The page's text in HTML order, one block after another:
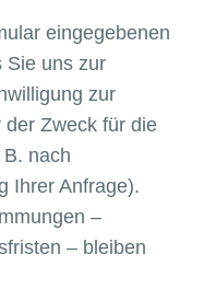
eingegebenen
Sie uns zur
zur
Zweck für die
nach
Ihrer Anfrage).
–
– bleiben